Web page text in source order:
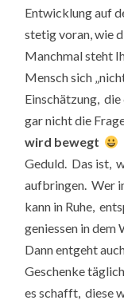
Entwicklung auf
stetig voran, wie
Manchmal steht
Mensch sich
Einschätzung,
gar nicht die
wird bewegt
Geduld. Das ist,
aufbringen. Wer
kann in Ruhe,
geniessen in dem
Dann entgeht
Geschenke
es schafft, diese